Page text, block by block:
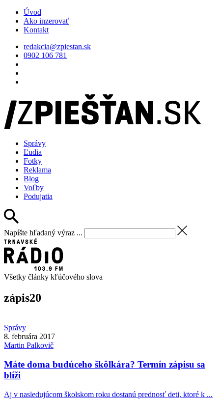
Úvod
Ako inzerovať
Kontakt
redakcia@zpiestan.sk
0902 106 781
Správy
Ľudia
Fotky
Reklama
Blog
Voľby
Podujatia
Napíšte hľadaný výraz ...
Všetky články kľúčového slova
zápis20
Správy
8. februára 2017
Martin Palkovič
Máte doma budúceho škôlkára? Termín zápisu sa
blíži
Aj v nasledujúcom školskom roku dostanú prednosť deti, ktoré k ...